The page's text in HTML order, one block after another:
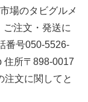
場のタビグルメ
ご注文・発送に
番号050-5526-
住所〒898-0017
注文に関してと